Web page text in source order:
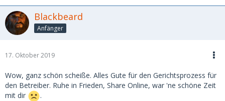
Blackbeard
Anfänger
17. Oktober 2019
Wow, ganz schön scheiße. Alles Gute für den Gerichtsprozess für
den Betreiber. Ruhe in Frieden, Share Online, war 'ne schöne Zeit
mit dir
.